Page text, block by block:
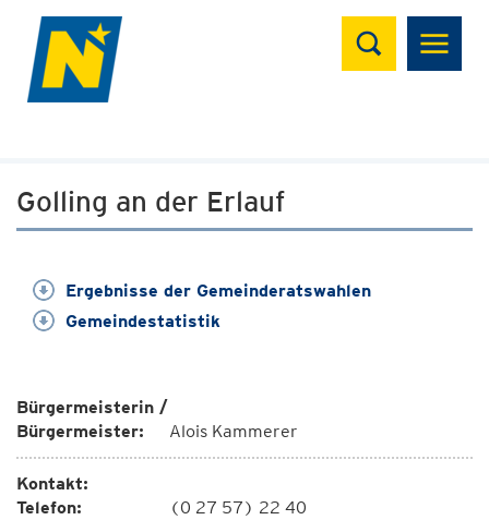
Suchen
Golling an der Erlauf
Ergebnisse der Gemeinderatswahlen
Gemeindestatistik
Bürgermeisterin /
Bürgermeister:
Alois Kammerer
Kontakt:
Telefon:
(0 27 57) 22 40